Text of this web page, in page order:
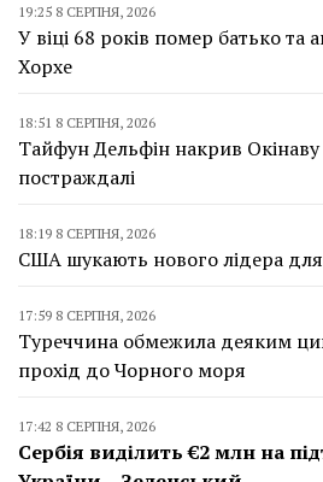
19:25 8 СЕРПНЯ, 2026
У віці 68 років помер батько та
Хорхе
18:51 8 СЕРПНЯ, 2026
Тайфун Дельфін накрив Окінаву
постраждалі
18:19 8 СЕРПНЯ, 2026
США шукають нового лідера
17:59 8 СЕРПНЯ, 2026
Туреччина обмежила деяким
прохід до Чорного моря
17:42 8 СЕРПНЯ, 2026
Сербія виділить €2 млн на